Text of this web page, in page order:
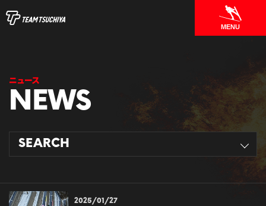
MENU
ニュース
SEARCH
2025/01/27